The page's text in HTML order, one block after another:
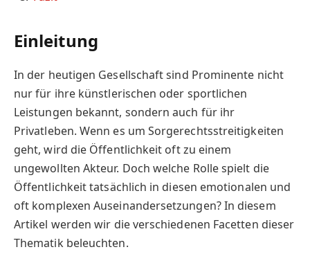
Einleitung
In der heutigen Gesellschaft sind Prominente nicht
nur für ihre künstlerischen oder sportlichen
Leistungen bekannt, sondern auch für ihr
Privatleben. Wenn es um Sorgerechtsstreitigkeiten
geht, wird die Öffentlichkeit oft zu einem
ungewollten Akteur. Doch welche Rolle spielt die
Öffentlichkeit tatsächlich in diesen emotionalen und
oft komplexen Auseinandersetzungen? In diesem
Artikel werden wir die verschiedenen Facetten dieser
Thematik beleuchten.